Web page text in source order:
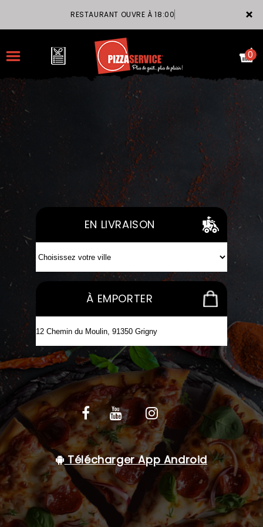
×
RESTAURANT OUVRE À 18:00
LA CARTE
VOTRE COMPTE
VOS AVIS
MENTIONS LÉGALES
0
EN LIVRAISON
À EMPORTER
Télécharger App Android